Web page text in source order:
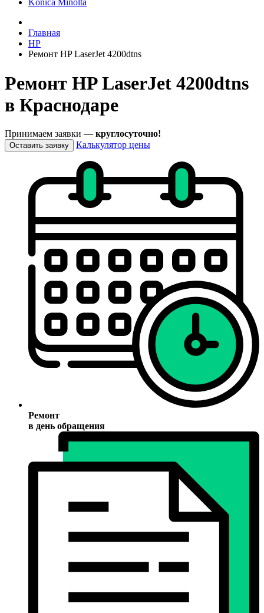
Konica Minolta
Главная
HP
Ремонт HP LaserJet 4200dtns
Ремонт HP LaserJet 4200dtns
в Краснодаре
Принимаем заявки — круглосуточно!
Оставить заявку Калькулятор цены
Ремонт
в день обращения